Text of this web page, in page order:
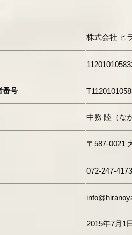
株式会社 ヒ
番号
中務 陸（な
〒587-0021
072-247-
2015年7月1